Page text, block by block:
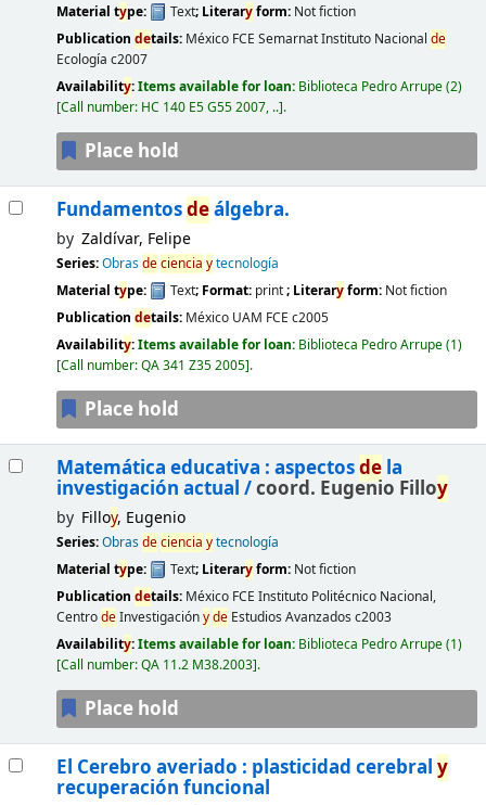
Material type: Text; Literaryform: Not fiction
Publication details: México FCE Semarnat Instituto Nacional de
Ecología c2007
Availability:Items available for loan: Biblioteca Pedro Arrupe(2)
Call number: HC 140 E5 G55 2007, .. .
Place hold
Fundamentosdeálgebra.
by Zaldívar, Felipe
Series:Obrasdeciencia ytecnología
Material type: Text; Format: print; Literaryform: Not fiction
Publication details: México UAM FCE c2005
Availability:Items available for loan: Biblioteca Pedro Arrupe(1)
Call number:QA 341 Z35 2005 .
Place hold
Matemática educativa : aspectosdela
investigación actual /coord. Eugenio Filloy
by Filloy, Eugenio
Series:Obrasdeciencia ytecnología
Material type: Text; Literaryform: Not fiction
Publication details: México FCE Instituto Politécnico Nacional,
CentrodeInvestigaciónydeEstudios Avanzados c2003
Availability:Items available for loan: Biblioteca Pedro Arrupe(1)
Call number:QA 11.2 M38.2003 .
Place hold
El Cerebro averiado : plasticidad cerebral y
recuperación funcional